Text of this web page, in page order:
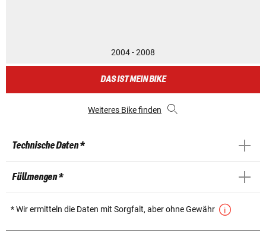
2004 - 2008
DAS IST MEIN BIKE
Weiteres Bike finden
Technische Daten *
Füllmengen *
* Wir ermitteln die Daten mit Sorgfalt, aber ohne Gewähr